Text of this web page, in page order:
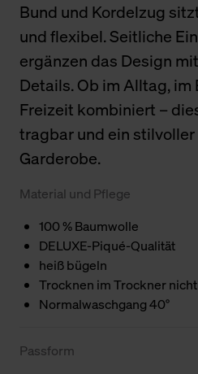
Bund und Kordelzug
und flexibel. Seitliche
ergänzen das Design
Details. Ob im Alltag, im
Freizeit kombiniert –
tragbar und ein
Garderobe.
Material und Pflege
100 % Baumwolle
DELUXE-Piqué-Qualität
heiß bügeln
Trocknen im Trockner
Normalwaschgang 40°
Passform